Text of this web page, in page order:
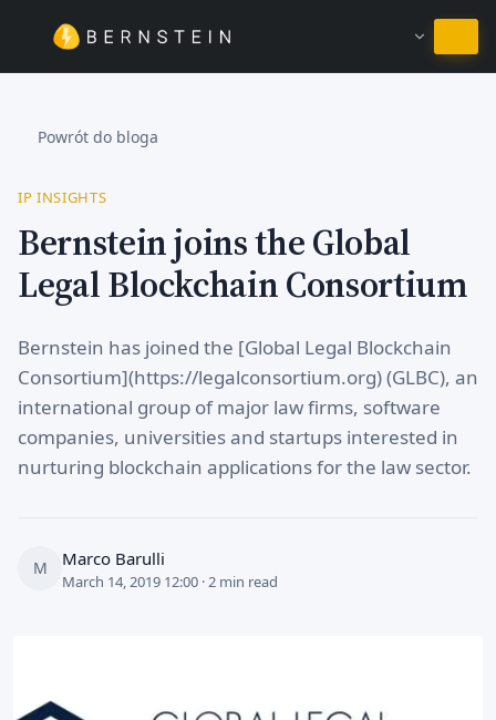
Pozostań w języku Polski
Powrót do bloga
IP INSIGHTS
Bernstein joins the Global
Legal Blockchain Consortium
Bernstein has joined the [Global Legal Blockchain
Consortium](https://legalconsortium.org) (GLBC), an
international group of major law firms, software
companies, universities and startups interested in
nurturing blockchain applications for the law sector.
M Marco Barulli
March 14, 2019 12:00 · 2 min read